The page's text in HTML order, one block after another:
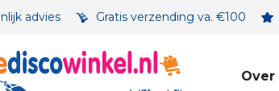
advies Gratis verzending va. €100
Over